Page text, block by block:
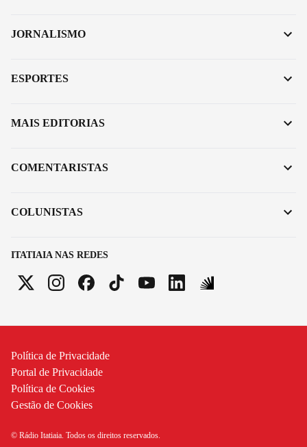
ITATIAIA NAS REDES
JORNALISMO
ESPORTES
MAIS EDITORIAS
COMENTARISTAS
COLUNISTAS
Política de Privacidade
Portal de Privacidade
Política de Cookies
Gestão de Cookies
© Rádio Itatiaia. Todos os direitos reservados.